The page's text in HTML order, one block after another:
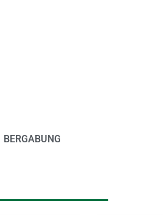
BERGABUNG